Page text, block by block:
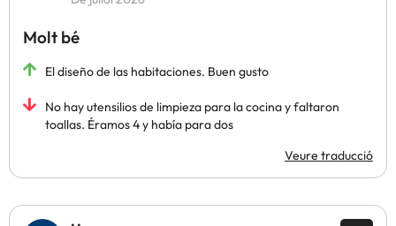
Molt bé
El diseño de las habitaciones. Buen gusto
No hay utensilios de limpieza para la cocina y faltaron
toallas. Éramos 4 y había para dos
Veure traducció